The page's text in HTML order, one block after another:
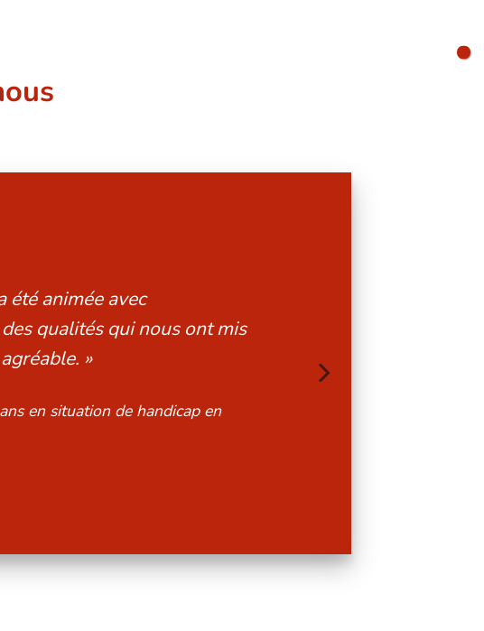
de nouvelles perspectives
au mieux les enfants
en situation de handicap en